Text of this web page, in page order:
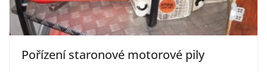
Pořízení staronové motorové pily